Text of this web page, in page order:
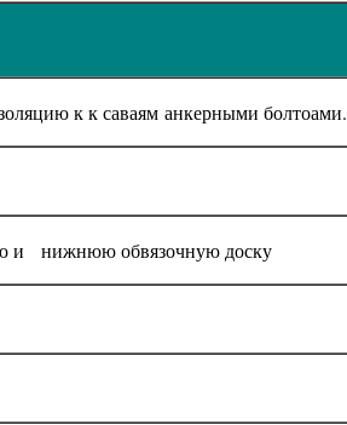
к к саваям анкерными болтоами.
и нижнюю обвязочную доску